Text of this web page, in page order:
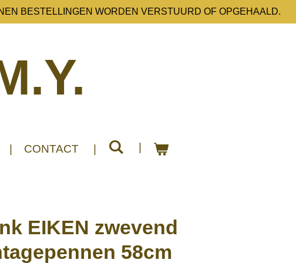
BESTELLINGEN WORDEN VERSTUURD OF OPGEHAALD.
CONTACT
EIKEN zwevend
58cm